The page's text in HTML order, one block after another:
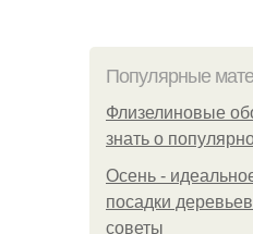
Популярные
Флизелиновые
знать о
Осень -
посадки
советы